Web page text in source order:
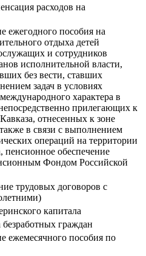
расходов на
ежегодного пособия на
отдыха детей
и сотрудников
исполнительной власти,
без вести, ставших
задач в условиях
характера в
прилегающих к
отнесенных к зоне
в связи с выполнением
операций на территории
пенсионное обеспечение
Фондом Российской
трудовых договоров с
капитала
граждан
ежемесячного пособия по